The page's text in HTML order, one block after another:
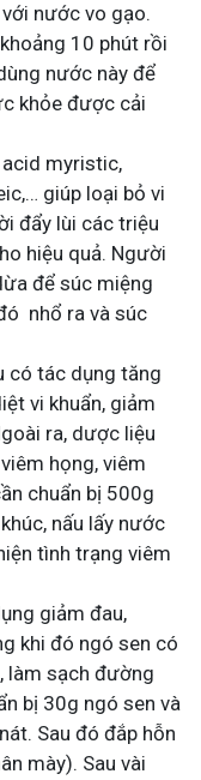
nước vo gạo.
10 phút rồi
nước này để
khỏe được cải
myristic,
giúp loại bỏ vi
đẩy lùi các triệu
hiệu quả. Người
để súc miệng
nhổ ra và súc
có tác dụng tăng
vi khuẩn, giảm
ra, dược liệu
họng, viêm
chuẩn bị 500g
nấu lấy nước
tình trạng viêm
giảm đau,
khi đó ngó sen có
làm sạch đường
bị 30g ngó sen và
Sau đó đắp hỗn
mày). Sau vài